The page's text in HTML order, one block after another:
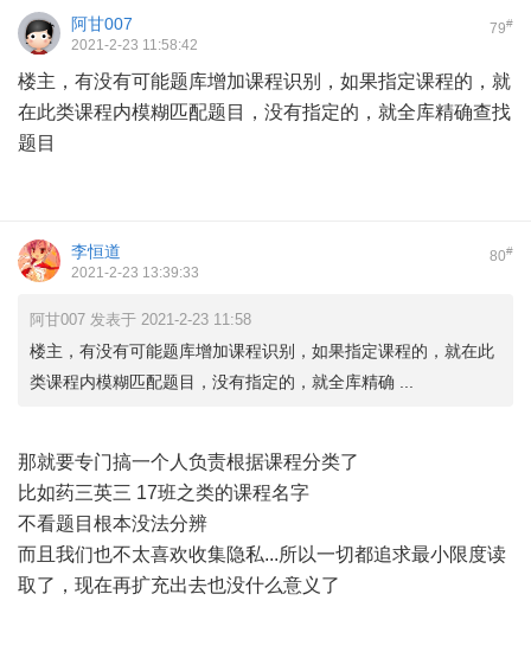
79#
阿甘007
2021-2-23 11:58:42
楼主，有没有可能题库增加课程识别，如果指定课程的，就
在此类课程内模糊匹配题目，没有指定的，就全库精确查找
题目
80#
李恒道
2021-2-23 13:39:33
阿甘007 发表于 2021-2-23 11:58
楼主，有没有可能题库增加课程识别，如果指定课程的，就在此
类课程内模糊匹配题目，没有指定的，就全库精确 ...
那就要专门搞一个人负责根据课程分类了
比如药三英三 17班之类的课程名字
不看题目根本没法分辨
而且我们也不太喜欢收集隐私...所以一切都追求最小限度读
取了，现在再扩充出去也没什么意义了